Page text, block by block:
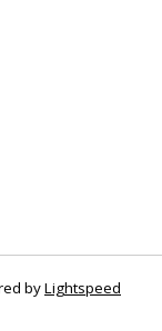
byLightspeed